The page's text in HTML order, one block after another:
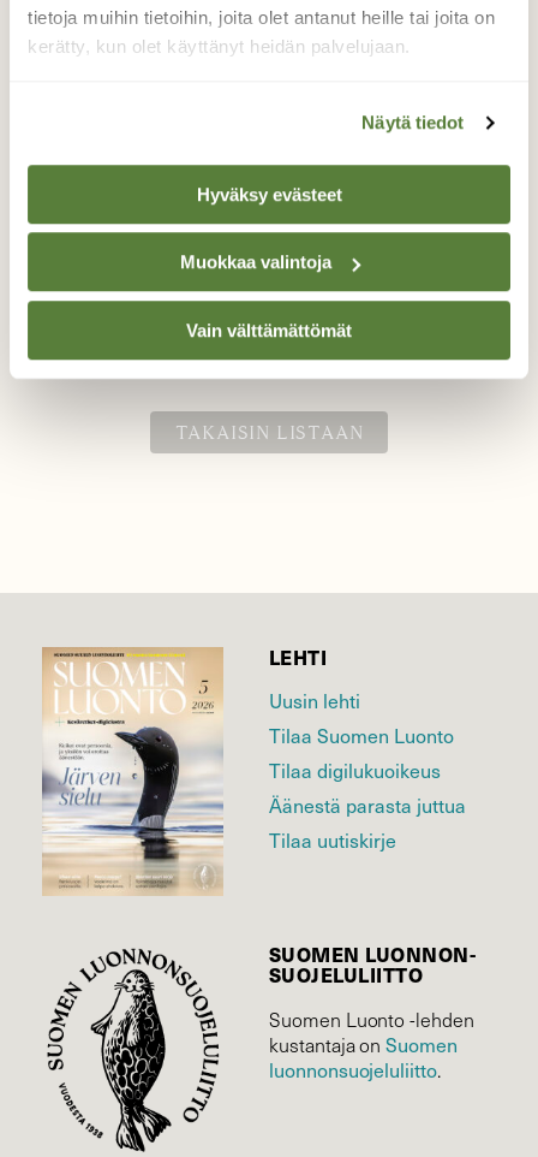
tietoja muihin tietoihin, joita olet antanut heille tai joita on
kerätty, kun olet käyttänyt heidän palvelujaan.
Näytä tiedot
Hyväksy evästeet
Muokkaa valintoja
Vain välttämättömät
Olen tähän päivään asti luullut
kirsikankukkien olevan punertavia ja olin
ensin jotenkin pettynyt valkoiseen väriin sen
nähdessäni. Mutta ovathan omenan
kukatkin varsin vaaleita sekä tuomen kukat
ollen molemmat silti kauniita.
Valokuvaaja: Tarja Kouvo, Laukaa 21.5.26
TAKAISIN LISTAAN
LEHTI
Uusin lehti
Tilaa Suomen Luonto
Tilaa digilukuoikeus
Äänestä parasta juttua
Tilaa uutiskirje
SUOMEN LUONNON­
SUOJELU­LIITTO
Suomen Luonto -lehden
kustantaja onSuomen
luonnonsuojelu­liitto.